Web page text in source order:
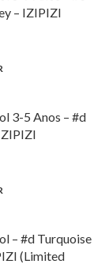
– IZIPIZI
3-5 Anos – #d
– #d Turquoise
(Limited